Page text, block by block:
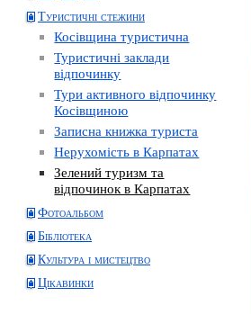
Туристичні стежини
Косівщина туристична
Туристичні заклади
відпочинку
Тури активного відпочинку
Косівщиною
Записна книжка туриста
Нерухомість в Карпатах
Зелений туризм та
відпочинок в Карпатах
Фотоальбом
Бібліотека
Культура і мистецтво
Цікавинки